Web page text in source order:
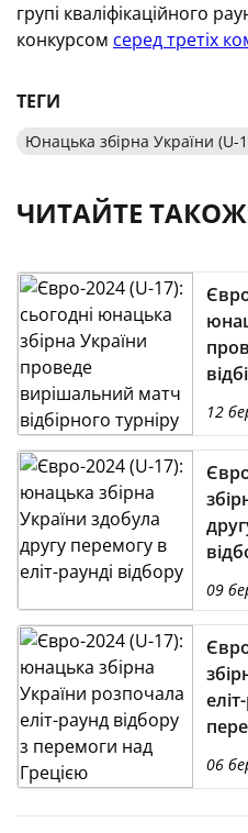
групі кваліфікаційного
конкурсом серед третіх
ТЕГИ
Юнацька збірна України (U-
ЧИТАЙТЕ ТАКОЖ
12
09
06